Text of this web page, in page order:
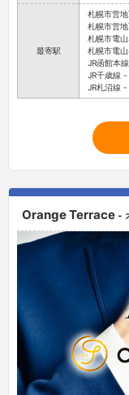
最寄駅
札幌市営
札幌市営
札幌市電
札幌市電
JR函館本
JR千歳線
JR札沼線
Orange Terrace -